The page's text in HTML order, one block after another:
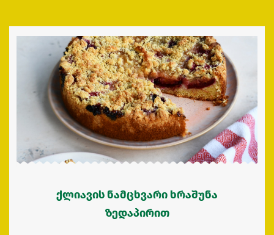
ქლიავის ნამცხვარი ხრაშუნა
ზედაპირით